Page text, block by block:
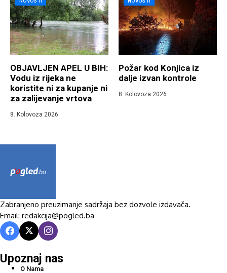
OBJAVLJEN APEL U BIH:
Vodu iz rijeka ne
koristite ni za kupanje ni
za zalijevanje vrtova
8. Kolovoza 2026.
Požar kod Konjica iz
dalje izvan kontrole
8. Kolovoza 2026.
Zabranjeno preuzimanje sadržaja bez dozvole izdavača.
Email: redakcija@pogled.ba
Upoznaj nas
O Nama